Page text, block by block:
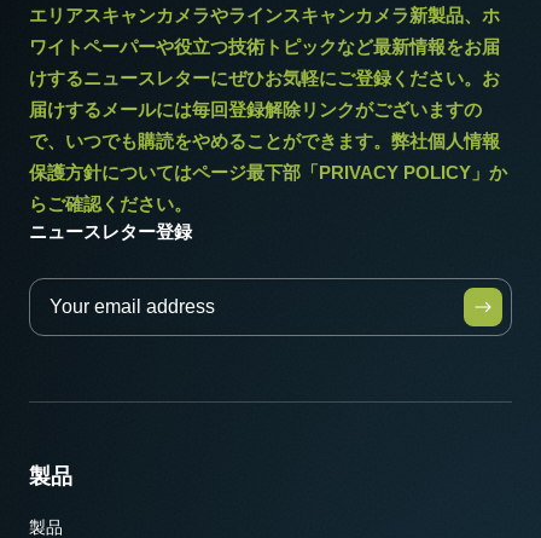
エリアスキャンカメラやラインスキャンカメラ新製品、ホ
ワイトペーパーや役立つ技術トピックなど最新情報をお届
けするニュースレターにぜひお気軽にご登録ください。お
届けするメールには毎回登録解除リンクがございますの
で、いつでも購読をやめることができます。弊社個人情報
保護方針についてはページ最下部「PRIVACY POLICY」か
らご確認ください。
ニュースレター登録
製品
製品